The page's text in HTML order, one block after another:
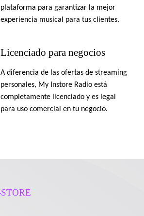
plataforma para garantizar la mejor
experiencia musical para tus clientes.
Licenciado para negocios
A diferencia de las ofertas de streaming
personales, My Instore Radio está
completamente licenciado y es legal
para uso comercial en tu negocio.